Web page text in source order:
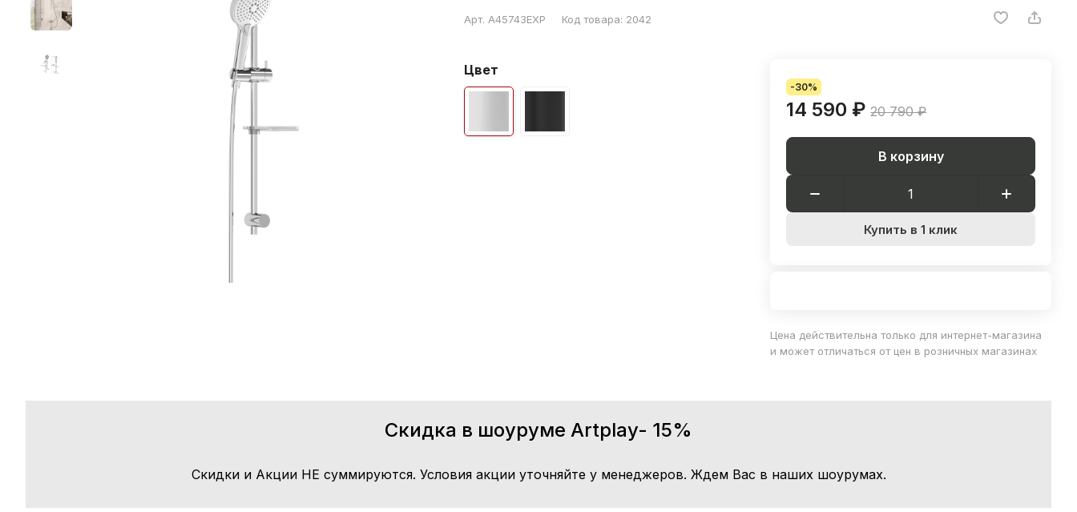
Арт. A45743EXP Код товара: 2042
Цвет
-30%
14 590 ₽ 20 790 ₽
В корзину
Купить в 1 клик
Цена действительна только для интернет-магазина
и может отличаться от цен в розничных магазинах
Скидка в шоуруме Artplay- 15%
Скидки и Акции НЕ суммируются. Условия акции уточняйте у менеджеров. Ждем Вас в наших шоурумах.